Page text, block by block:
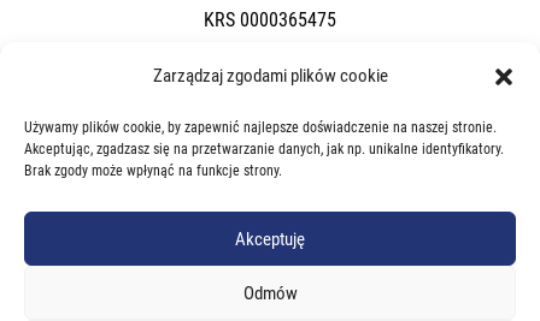
Zarządzaj zgodami plików cookie
Używamy plików cookie, by zapewnić najlepsze doświadczenie na naszej stronie.
Akceptując, zgadzasz się na przetwarzanie danych, jak np. unikalne identyfikatory.
Brak zgody może wpłynąć na funkcje strony.
Akceptuję
Odmów
KRS 0000365475
Share capital: PLN 14,571,900